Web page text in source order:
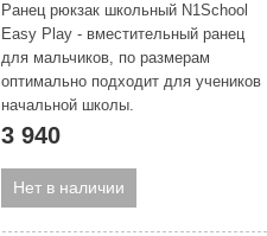
Ранец рюкзак школьный N1School
Easy Play - вместительный ранец
для мальчиков, по размерам
оптимально подходит для учеников
начальной школы.
3 940
Нет в наличии